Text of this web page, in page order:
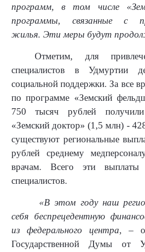
программ, в том числе
программы, связанные с
жилья. Эти меры будут
Отметим, для
специалистов в Удмуртии
социальной поддержки. За все
по программе «Земский
750 тысяч рублей
«Земский доктор» (1,5 млн) -
существуют региональные
рублей среднему
врачам. Всего эти
специалистов.
«В этом году наш
себя беспрецедентную
из федерального центра, –
Государственной Думы от